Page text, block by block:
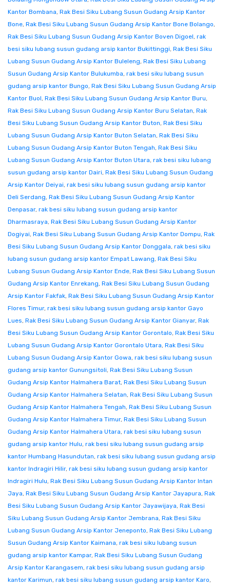
Kantor Bombana, Rak Besi Siku Lubang Susun Gudang Arsip Kantor
Bone, Rak Besi Siku Lubang Susun Gudang Arsip Kantor Bone Bolango,
Rak Besi Siku Lubang Susun Gudang Arsip Kantor Boven Digoel, rak
besi siku lubang susun gudang arsip kantor Bukittinggi, Rak Besi Siku
Lubang Susun Gudang Arsip Kantor Buleleng, Rak Besi Siku Lubang
Susun Gudang Arsip Kantor Bulukumba, rak besi siku lubang susun
gudang arsip kantor Bungo, Rak Besi Siku Lubang Susun Gudang Arsip
Kantor Buol, Rak Besi Siku Lubang Susun Gudang Arsip Kantor Buru,
Rak Besi Siku Lubang Susun Gudang Arsip Kantor Buru Selatan, Rak
Besi Siku Lubang Susun Gudang Arsip Kantor Buton, Rak Besi Siku
Lubang Susun Gudang Arsip Kantor Buton Selatan, Rak Besi Siku
Lubang Susun Gudang Arsip Kantor Buton Tengah, Rak Besi Siku
Lubang Susun Gudang Arsip Kantor Buton Utara, rak besi siku lubang
susun gudang arsip kantor Dairi, Rak Besi Siku Lubang Susun Gudang
Arsip Kantor Deiyai, rak besi siku lubang susun gudang arsip kantor
Deli Serdang, Rak Besi Siku Lubang Susun Gudang Arsip Kantor
Denpasar, rak besi siku lubang susun gudang arsip kantor
Dharmasraya, Rak Besi Siku Lubang Susun Gudang Arsip Kantor
Dogiyai, Rak Besi Siku Lubang Susun Gudang Arsip Kantor Dompu, Rak
Besi Siku Lubang Susun Gudang Arsip Kantor Donggala, rak besi siku
lubang susun gudang arsip kantor Empat Lawang, Rak Besi Siku
Lubang Susun Gudang Arsip Kantor Ende, Rak Besi Siku Lubang Susun
Gudang Arsip Kantor Enrekang, Rak Besi Siku Lubang Susun Gudang
Arsip Kantor Fakfak, Rak Besi Siku Lubang Susun Gudang Arsip Kantor
Flores Timur, rak besi siku lubang susun gudang arsip kantor Gayo
Lues, Rak Besi Siku Lubang Susun Gudang Arsip Kantor Gianyar, Rak
Besi Siku Lubang Susun Gudang Arsip Kantor Gorontalo, Rak Besi Siku
Lubang Susun Gudang Arsip Kantor Gorontalo Utara, Rak Besi Siku
Lubang Susun Gudang Arsip Kantor Gowa, rak besi siku lubang susun
gudang arsip kantor Gunungsitoli, Rak Besi Siku Lubang Susun
Gudang Arsip Kantor Halmahera Barat, Rak Besi Siku Lubang Susun
Gudang Arsip Kantor Halmahera Selatan, Rak Besi Siku Lubang Susun
Gudang Arsip Kantor Halmahera Tengah, Rak Besi Siku Lubang Susun
Gudang Arsip Kantor Halmahera Timur, Rak Besi Siku Lubang Susun
Gudang Arsip Kantor Halmahera Utara, rak besi siku lubang susun
gudang arsip kantor Hulu, rak besi siku lubang susun gudang arsip
kantor Humbang Hasundutan, rak besi siku lubang susun gudang arsip
kantor Indragiri Hilir, rak besi siku lubang susun gudang arsip kantor
Indragiri Hulu, Rak Besi Siku Lubang Susun Gudang Arsip Kantor Intan
Jaya, Rak Besi Siku Lubang Susun Gudang Arsip Kantor Jayapura, Rak
Besi Siku Lubang Susun Gudang Arsip Kantor Jayawijaya, Rak Besi
Siku Lubang Susun Gudang Arsip Kantor Jembrana, Rak Besi Siku
Lubang Susun Gudang Arsip Kantor Jeneponto, Rak Besi Siku Lubang
Susun Gudang Arsip Kantor Kaimana, rak besi siku lubang susun
gudang arsip kantor Kampar, Rak Besi Siku Lubang Susun Gudang
Arsip Kantor Karangasem, rak besi siku lubang susun gudang arsip
kantor Karimun, rak besi siku lubang susun gudang arsip kantor Karo,